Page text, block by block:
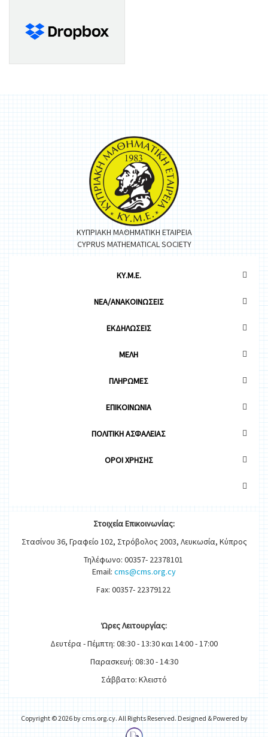
ΚΥΠΡΙΑΚΗ ΜΑΘΗΜΑΤΙΚΗ ΕΤΑΙΡΕΙΑ
CYPRUS MATHEMATICAL SOCIETY
ΚΥ.Μ.Ε.
ΝΕΑ/ΑΝΑΚΟΙΝΩΣΕΙΣ
ΕΚΔΗΛΩΣΕΙΣ
ΜΕΛΗ
ΠΛΗΡΩΜΕΣ
ΕΠΙΚΟΙΝΩΝΙΑ
ΠΟΛΙΤΙΚΗ ΑΣΦΑΛΕΙΑΣ
OΡΟΙ ΧΡΗΣΗΣ
ΣτοιχείαΕπικοινωνίας:
Στασίνου 36, Γραφείο 102, Στρόβολος 2003, Λευκωσία, Κύπρος
Τηλέφωνο: 00357- 22378101
Email: cms@cms.org.cy
Fax: 00357- 22379122
ΏρεςΛειτουργίας:
Δευτέρα - Πέμπτη: 08:30 - 13:30 και 14:00 - 17:00
Παρασκευή: 08:30 - 14:30
Σάββατο: Κλειστό
Copyright © 2026 by cms.org.cy. All Rights Reserved. Designed & Powered by